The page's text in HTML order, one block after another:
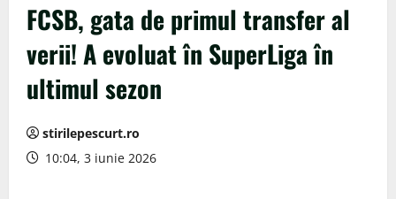
FCSB, gata de primul transfer al
verii! A evoluat în SuperLiga în
ultimul sezon
stirilepescurt.ro
10:04, 3 iunie 2026